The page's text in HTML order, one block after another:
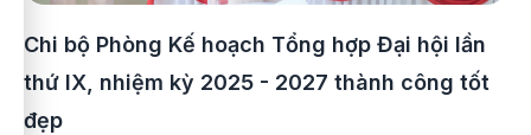
Chi bộ Phòng Kế hoạch Tổng hợp Đại hội lần
thứ IX, nhiệm kỳ 2025 - 2027 thành công tốt
đẹp